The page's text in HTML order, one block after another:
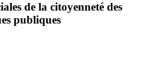
de la citoyenneté des
publiques